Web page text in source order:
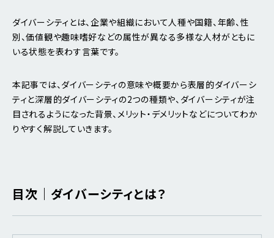
ダイバーシティとは、企業や組織において人種や国籍、年齢、性
別、価値観や趣味嗜好などの属性が異なる多様な人材がともに
いる状態を表わす言葉です。
本記事では、ダイバーシティの意味や概要から表層的ダイバーシ
ティと深層的ダイバーシティの2つの種類や、ダイバーシティが注
目されるようになった背景、メリット・デメリットなどについてわか
りやすく解説していきます。
目次｜ダイバーシティとは？